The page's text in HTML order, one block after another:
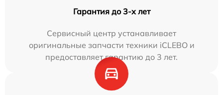
Гарантия до 3-х лет
Сервисный центр устанавливает
оригинальные запчасти техники iCLEBO и
предоставляет гарантию до 3 лет.